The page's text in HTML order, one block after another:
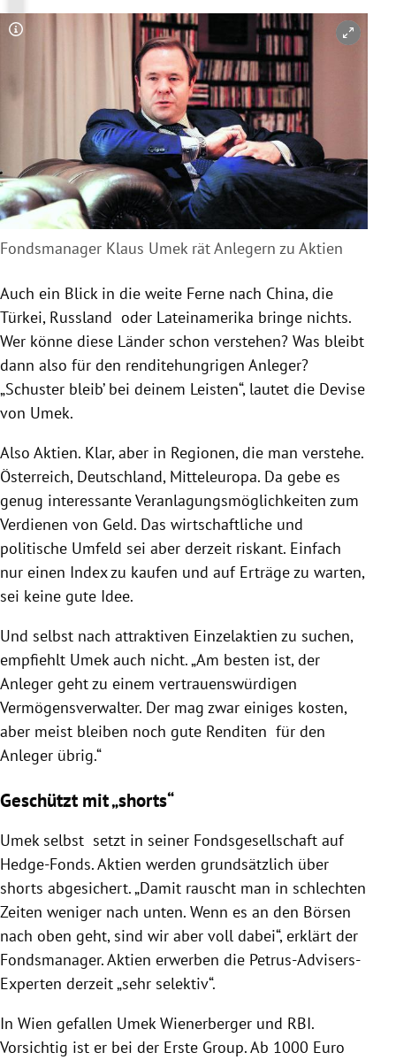
Copyright-Hinweis öffnen/schließen
Fondsmanager Klaus Umek rät Anlegern zu Aktien
Auch ein Blick in die weite Ferne nach China, die
Türkei, Russland oder Lateinamerika bringe nichts.
Wer könne diese Länder schon verstehen? Was bleibt
dann also für den renditehungrigen Anleger?
„Schuster bleib’ bei deinem Leisten“, lautet die Devise
von Umek.
Also Aktien. Klar, aber in Regionen, die man verstehe.
Österreich, Deutschland, Mitteleuropa. Da gebe es
genug interessante Veranlagungsmöglichkeiten zum
Verdienen von Geld. Das wirtschaftliche und
politische Umfeld sei aber derzeit riskant. Einfach
nur einen Index zu kaufen und auf Erträge zu warten,
sei keine gute Idee.
Und selbst nach attraktiven Einzelaktien zu suchen,
empfiehlt Umekauch nicht. „Am besten ist, der
Anleger geht zu einem vertrauenswürdigen
Vermögensverwalter. Der mag zwar einiges kosten,
aber meist bleiben noch gute Renditen für den
Anleger übrig.“
Geschützt mit „shorts“
Umekselbst setzt in seiner Fondsgesellschaft auf
Hedge-Fonds. Aktien werden grundsätzlich über
shorts abgesichert. „Damit rauscht man in schlechten
Zeiten weniger nach unten. Wenn es an den Börsen
nach oben geht, sind wir aber voll dabei“, erklärt der
Fondsmanager. Aktien erwerben die Petrus-Advisers-
Experten derzeit „sehr selektiv“.
In Wien gefallen Umek Wienerberger und RBI.
Vorsichtig ist er bei der Erste Group. Ab 1000 Euro